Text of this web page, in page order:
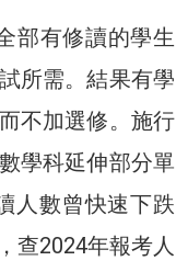
部有修讀的學生
所需。結果有學
不加選修。施行
學科延伸部分單
人數曾快速下跌
查2024年報考人